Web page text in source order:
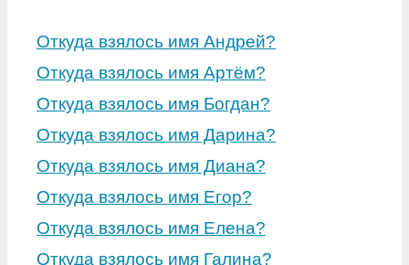
Откуда взялось имя Андрей?
Откуда взялось имя Артём?
Откуда взялось имя Богдан?
Откуда взялось имя Дарина?
Откуда взялось имя Диана?
Откуда взялось имя Егор?
Откуда взялось имя Елена?
Откуда взялось имя Галина?